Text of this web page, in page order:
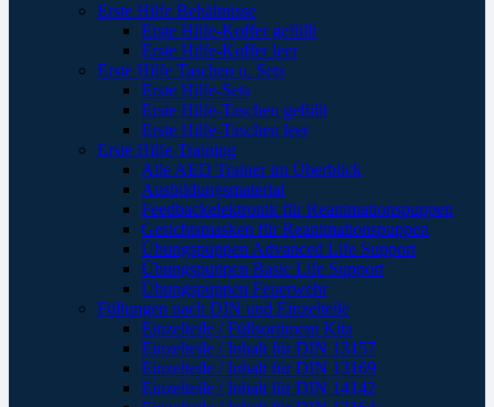
Erste Hilfe Behältnisse
Erste Hilfe-Koffer gefüllt
Erste Hilfe-Koffer leer
Erste Hilfe Taschen u. Sets
Erste Hilfe-Sets
Erste Hilfe-Taschen gefüllt
Erste Hilfe-Taschen leer
Erste Hilfe-Training
Alle AED Trainer im Überblick
Ausbildungsmaterial
Feedbackelektronik für Reanimationspuppen
Gesichtsmasken für Reanimationspuppen
Übungspuppen Advanced Life Support
Übungspuppen Basic Life Support
Übungspuppen Feuerwehr
Füllungen nach DIN und Einzelteile
Einzelteile / Füllsortiment Kita
Einzelteile / Inhalt für DIN 13157
Einzelteile / Inhalt für DIN 13169
Einzelteile / Inhalt für DIN 14142